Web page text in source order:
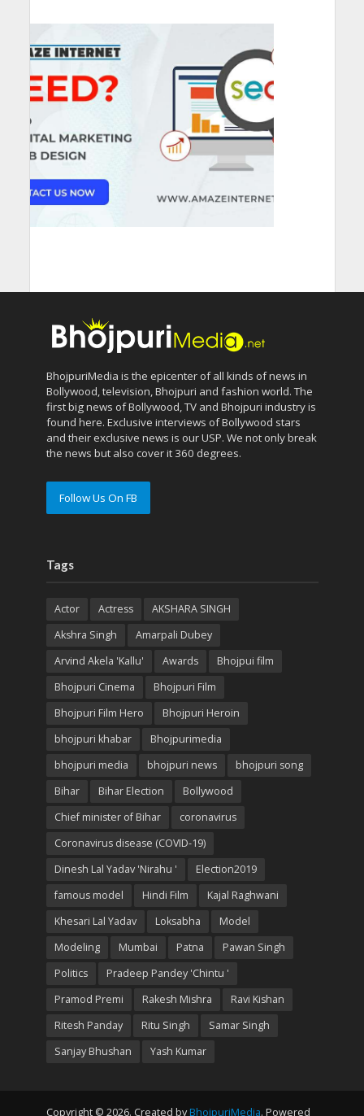
BhojpuriMedia is the epicenter of all kinds of news in
Bollywood, television, Bhojpuri and fashion world. The
first big news of Bollywood, TV and Bhojpuri industry is
found here. Exclusive interviews of Bollywood stars
and their exclusive news is our USP. We not only break
the news but also cover it 360 degrees.
Follow Us On FB
Tags
Actor Actress
AKSHARA SINGH
Akshra Singh
Amarpali Dubey
Arvind Akela 'Kallu'
Awards
Bhojpui film
Bhojpuri Cinema
Bhojpuri Film
Bhojpuri Film Hero
Bhojpuri Heroin
bhojpuri khabar
Bhojpurimedia
bhojpuri media
bhojpuri news
bhojpuri song
Bihar
Bihar Election
Bollywood
Chief minister of Bihar
coronavirus
Coronavirus disease (COVID-19)
Dinesh Lal Yadav 'Nirahu '
Election2019
famous model
Hindi Film
Kajal Raghwani
Khesari Lal Yadav
Loksabha
Model
Modeling
Mumbai Patna
Pawan Singh
Politics
Pradeep Pandey 'Chintu '
Pramod Premi
Rakesh Mishra
Ravi Kishan
Ritesh Panday
Ritu Singh
Samar Singh
Sanjay Bhushan
Yash Kumar
Copyright © 2026. Created by BhojpuriMedia. Powered